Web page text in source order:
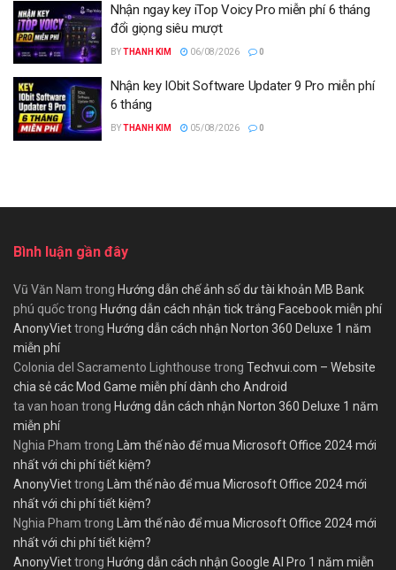
Nhận ngay key iTop Voicy Pro miễn phí 6 tháng
đổi giọng siêu mượt
BYTHANH KIM 06/08/2026 0
Nhận key IObit Software Updater 9 Pro miễn phí
6 tháng
BYTHANH KIM 05/08/2026 0
Bình luận gần đây
Vũ Văn Nam trong Hướng dẫn chế ảnh số dư tài khoản MB Bank
phú quốctrong Hướng dẫn cách nhận tick trắng Facebook miễn phí
AnonyViettrong Hướng dẫn cách nhận Norton 360 Deluxe 1 năm
miễn phí
Colonia del Sacramento Lighthouse trong Techvui.com – Website
chia sẻ các Mod Game miễn phí dành cho Android
ta van hoan trong Hướng dẫn cách nhận Norton 360 Deluxe 1 năm
miễn phí
Nghia Pham trong Làm thế nào để mua Microsoft Office 2024 mới
nhất với chi phí tiết kiệm?
AnonyViettrong Làm thế nào để mua Microsoft Office 2024 mới
nhất với chi phí tiết kiệm?
Nghia Pham trong Làm thế nào để mua Microsoft Office 2024 mới
nhất với chi phí tiết kiệm?
AnonyViettrong Hướng dẫn cách nhận Google AI Pro 1 năm miễn